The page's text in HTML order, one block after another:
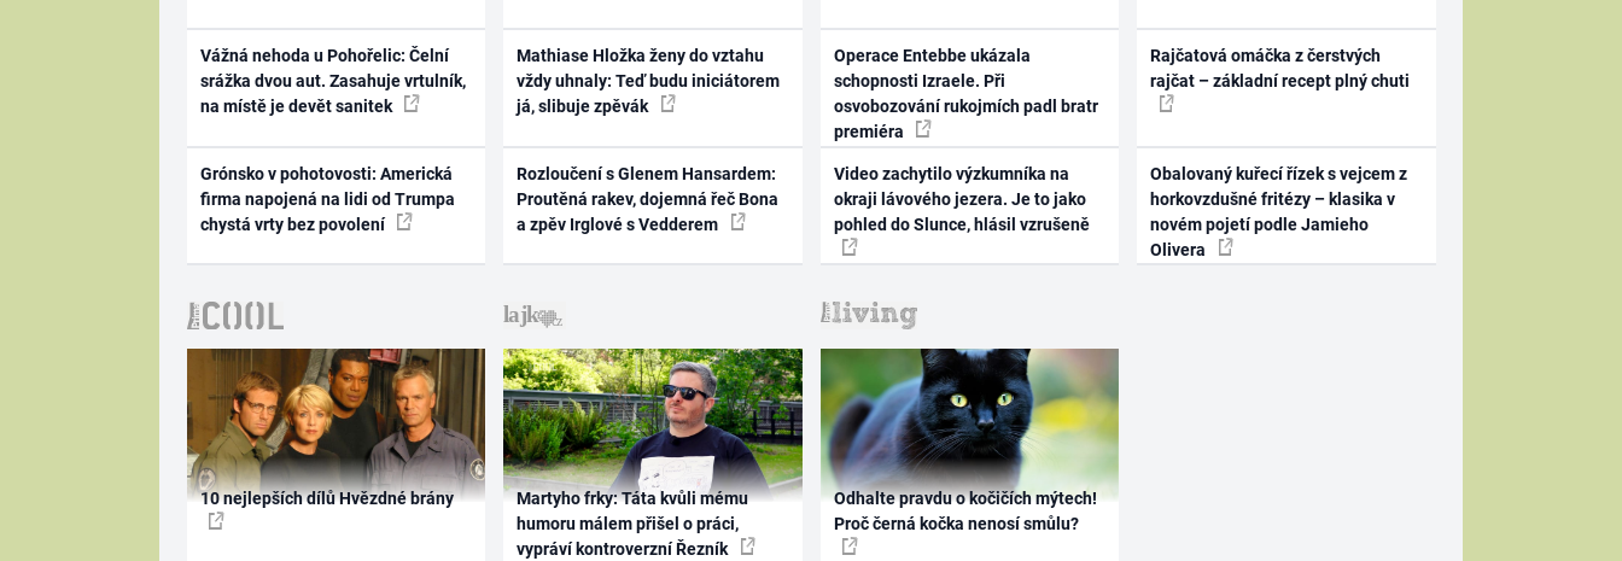
Vážná nehoda u Pohořelic: Čelní
srážka dvou aut. Zasahuje vrtulník,
na místě je devět sanitek
Grónsko v pohotovosti: Americká
firma napojená na lidi od Trumpa
chystá vrty bez povolení
Mathiase Hložka ženy do vztahu
vždy uhnaly: Teď budu iniciátorem
já, slibuje zpěvák
Rozloučení s Glenem Hansardem:
Proutěná rakev, dojemná řeč Bona
a zpěv Irglové s Vedderem
Operace Entebbe ukázala
schopnosti Izraele. Při
osvobozování rukojmích padl bratr
premiéra
Video zachytilo výzkumníka na
okraji lávového jezera. Je to jako
pohled do Slunce, hlásil vzrušeně
Rajčatová omáčka z čerstvých
rajčat – základní recept plný chuti
Obalovaný kuřecí řízek s vejcem z
horkovzdušné fritézy – klasika v
novém pojetí podle Jamieho
Olivera
10 nejlepších dílů Hvězdné brány
Martyho frky: Táta kvůli mému
humoru málem přišel o práci,
vypráví kontroverzní Řezník
Odhalte pravdu o kočičích mýtech!
Proč černá kočka nenosí smůlu?